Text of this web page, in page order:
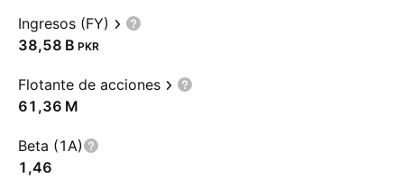
Ingresos (FY)
‪38,58 B‬ PKR
Flotante de acciones
‪61,36 M‬
Beta (1A)
1,46